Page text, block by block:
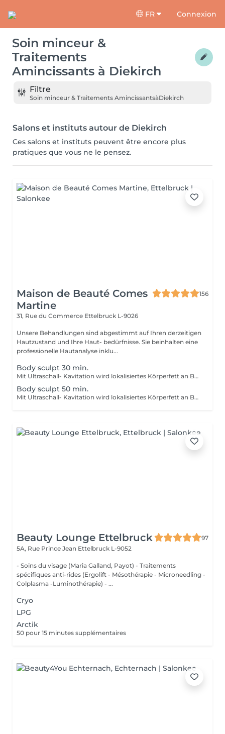
FR Connexion
Soin minceur &
Traitements
Amincissants à Diekirch
Filtre
Soin minceur & Traitements AmincissantsàDiekirch
Salons et instituts autour de Diekirch
Ces salons et instituts peuvent être encore plus
pratiques que vous ne le pensez.
Maison de Beauté Comes
Martine
156
31, Rue du Commerce Ettelbruck L-9026
Unsere Behandlungen sind abgestimmt auf Ihren derzeitigen
Hautzustand und Ihre Haut- bedürfnisse. Sie beinhalten eine
professionelle Hautanalyse inklu...
Body sculpt 30 min.
Mit Ultraschall- Kavitation wird lokalisiertes Körperfett an Bauch, am Gesäss, an den Oberschenkeln und die Cellulite geformt. ERGEBNIS: Straffung der Haut, verbesserung von Narben und Dehnungsstreifen, anregung der Mikrozirkulation, verbesserg der Elastizität, reduzierung von Fettablagerungen. Wir empfehlen eine Kur von 6-8 Behandlungen Behandlungsdauer je nach Behanlungsbereich.
Body sculpt 50 min.
Mit Ultraschall- Kavitation wird lokalisiertes Körperfett an Bauch, am Gesäss, an den Oberschenkeln und die Cellulite geformt. ERGEBNIS: Straffung der Haut, verbesserung von Narben und Dehnungsstreifen, anregung der Mikrozirkulation, verbesserg der Elastizität, reduzierung von Fettablagerungen. Wir empfehlen eine Kur von 6-8 Behandlungen Behandlungsdauer je nach Behanlungsbereich.
Beauty Lounge Ettelbruck
97
5A, Rue Prince Jean Ettelbruck L-9052
- Soins du visage (Maria Galland, Payot) - Traitements
spécifiques anti-rides (Ergolift - Mésothérapie - Microneedling -
Colplasma -Luminothérapie) - ...
Cryo
LPG
Arctik
50 pour 15 minutes supplémentaires